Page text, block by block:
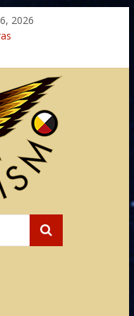
2026
do Espírito Ancestral
– Crescimento